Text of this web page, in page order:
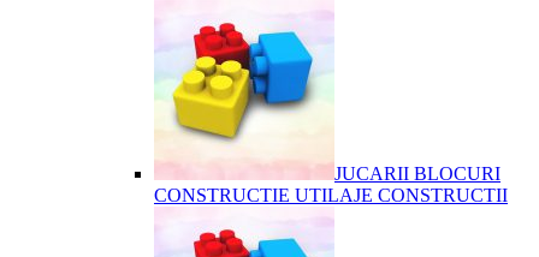
JUCARII BLOCURI
CONSTRUCTIE UTILAJE CONSTRUCTII